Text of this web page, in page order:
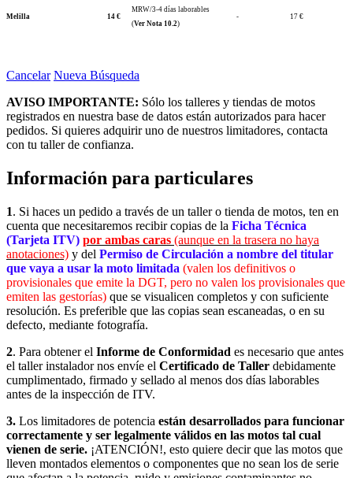
Melilla 14 €
MRW/3-4 días laborables
(Ver Nota 10.2)
- 17 €
Cancelar Nueva Búsqueda
AVISO IMPORTANTE: Sólo los talleres y tiendas de motos
registrados en nuestra base de datos están autorizados para hacer
pedidos. Si quieres adquirir uno de nuestros limitadores, contacta
con tu taller de confianza.
Información para particulares
1. Si haces un pedido a través de un taller o tienda de motos, ten en
cuenta que necesitaremos recibir copias de la Ficha Técnica
(Tarjeta ITV) por ambas caras (aunque en la trasera no haya
anotaciones) y del Permiso de Circulación a nombre del titular
que vaya a usar la moto limitada (valen los definitivos o
provisionales que emite la DGT, pero no valen los provisionales que
emiten las gestorías) que se visualicen completos y con suficiente
resolución. Es preferible que las copias sean escaneadas, o en su
defecto, mediante fotografía.
2. Para obtener el Informe de Conformidad es necesario que antes
el taller instalador nos envíe el Certificado de Taller debidamente
cumplimentado, firmado y sellado al menos dos días laborables
antes de la inspección de ITV.
3. Los limitadores de potencia están desarrollados para funcionar
correctamente y ser legalmente válidos en las motos tal cual
vienen de serie. ¡ATENCIÓN!, esto quiere decir que las motos que
lleven montados elementos o componentes que no sean los de serie